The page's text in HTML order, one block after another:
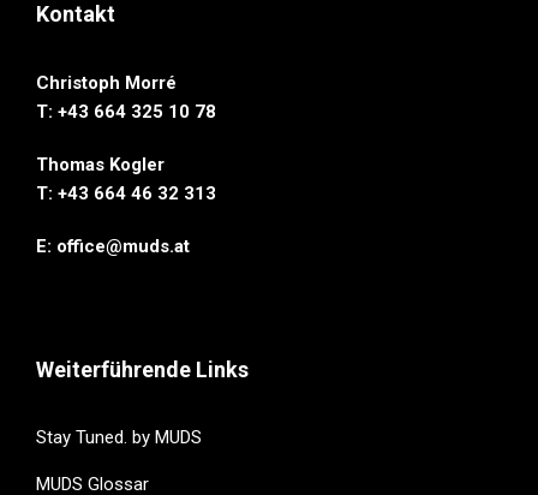
Kontakt
Christoph Morré
T: +43 664 325 10 78
Thomas Kogler
T: ‭+43 664 46 32 313‬
E: office@muds.at
Weiterführende Links
Stay Tuned. by MUDS
MUDS Glossar